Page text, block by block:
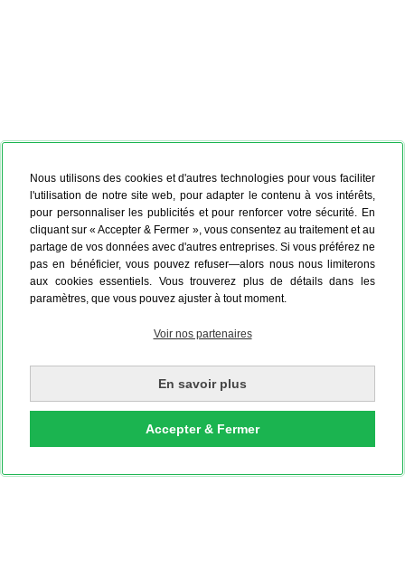
Nous utilisons des cookies et d'autres technologies pour vous faciliter
l'utilisation de notre site web, pour adapter le contenu à vos intérêts,
pour personnaliser les publicités et pour renforcer votre sécurité. En
cliquant sur « Accepter & Fermer », vous consentez au traitement et au
partage de vos données avec d'autres entreprises. Si vous préférez ne
pas en bénéficier, vous pouvez refuser—alors nous nous limiterons
aux cookies essentiels. Vous trouverez plus de détails dans les
paramètres, que vous pouvez ajuster à tout moment.
Voir nos partenaires
En savoir plus
Accepter & Fermer